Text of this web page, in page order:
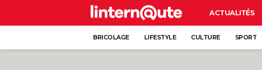
ACTUALITÉS
BRICOLAGE LIFESTYLE CULTURE SPORT